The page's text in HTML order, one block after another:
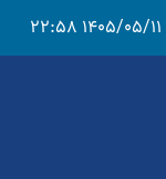
1405/05/11 22:58